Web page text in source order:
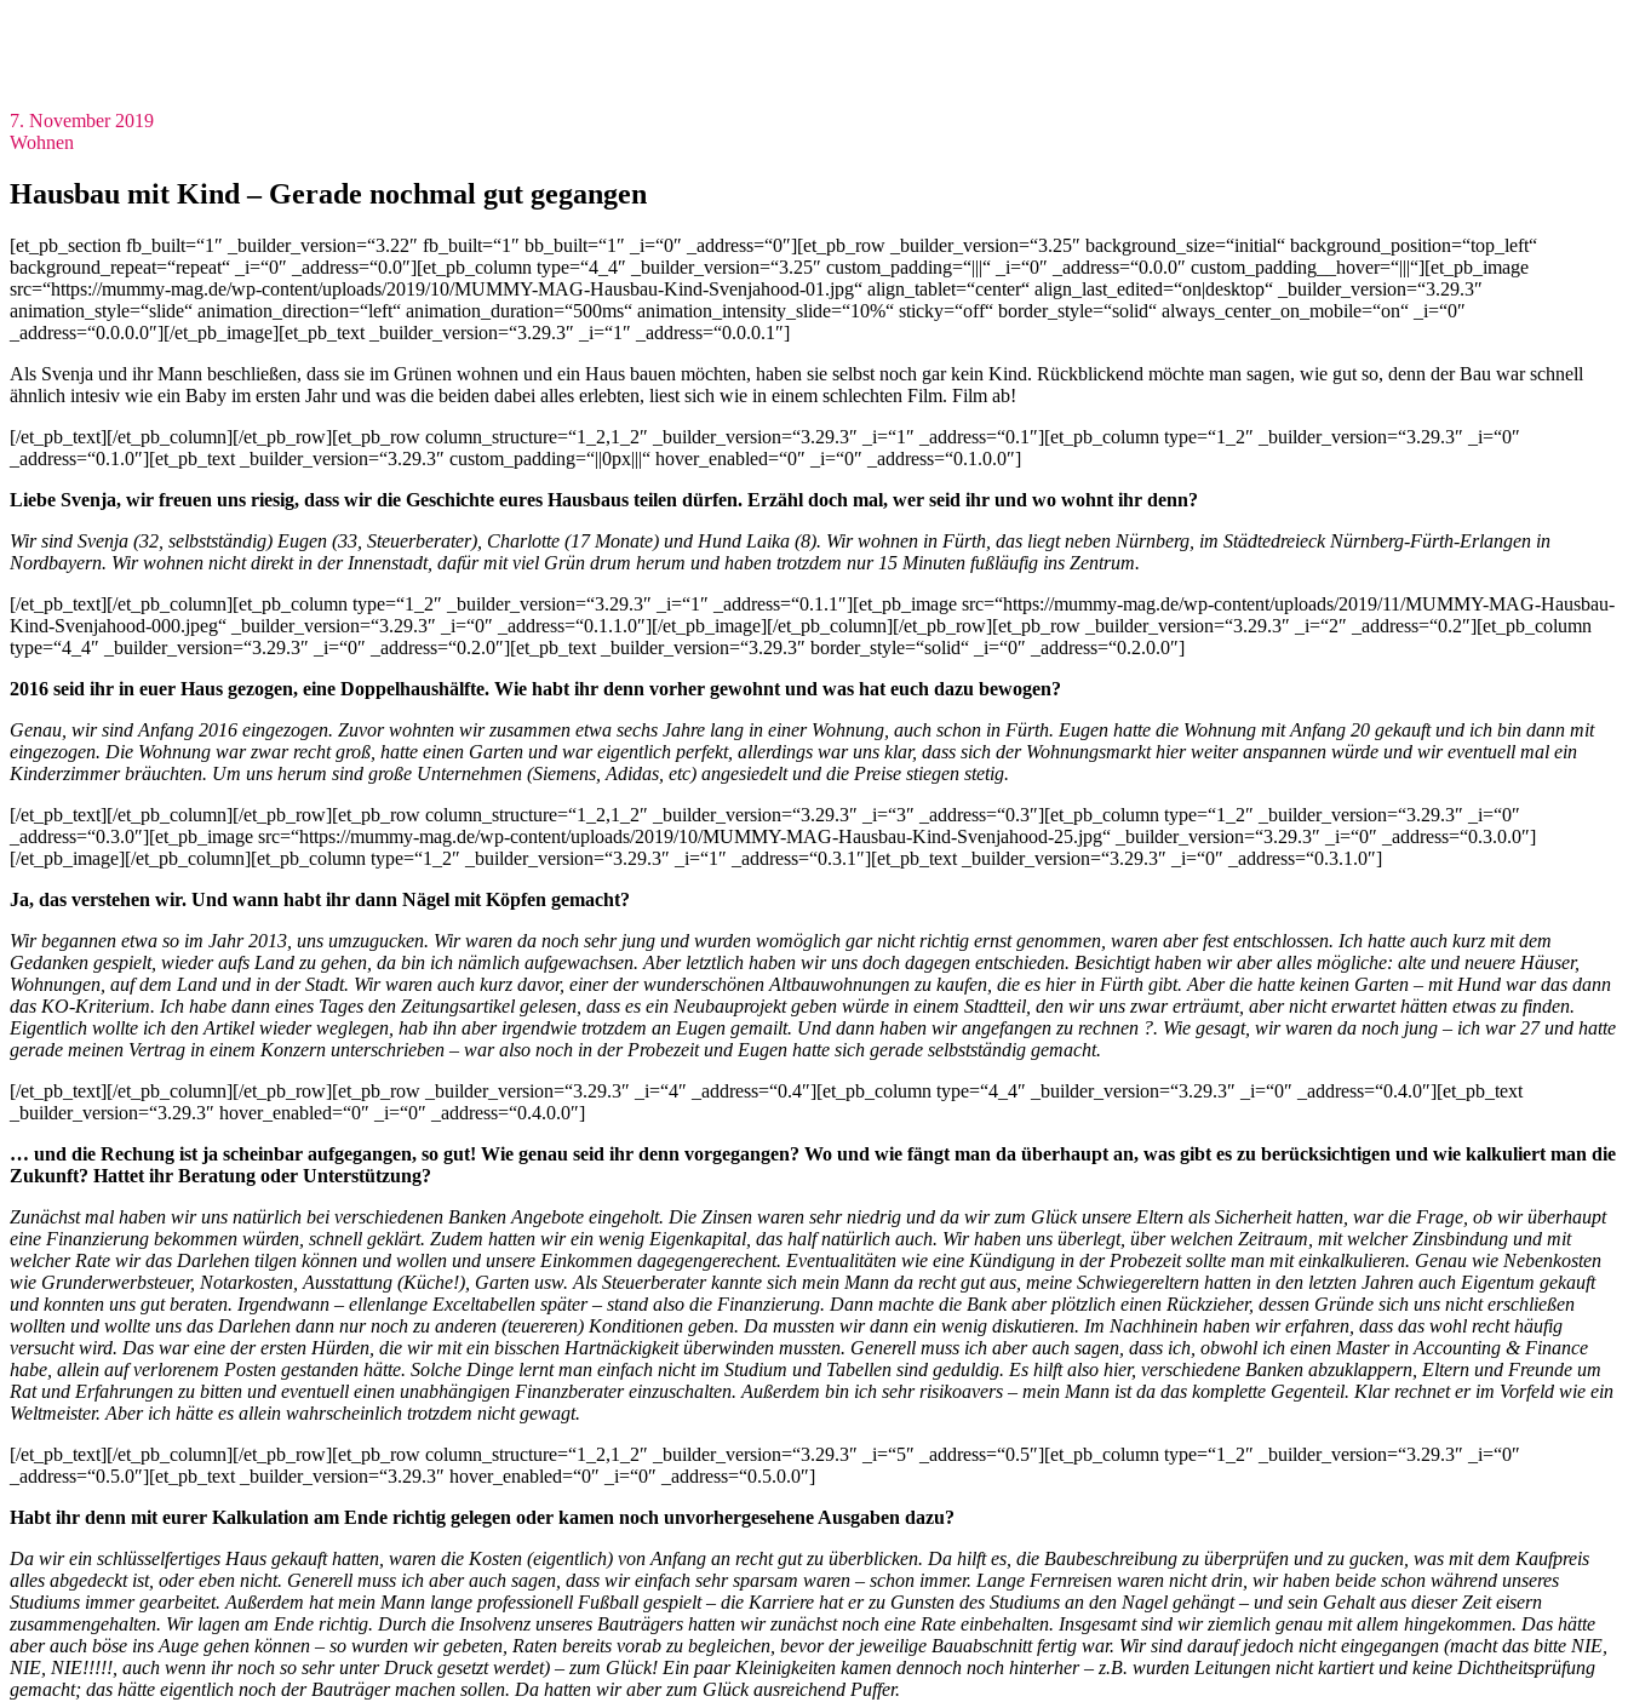
7. November 2019
Wohnen
Hausbau mit Kind – Gerade nochmal gut gegangen
[et_pb_section fb_built=“1″ _builder_version=“3.22″ fb_built=“1″ bb_built=“1″ _i=“0″ _address=“0″][et_pb_row _builder_version=“3.25″ background_size=“initial“ background_position=“top_left“
background_repeat=“repeat“ _i=“0″ _address=“0.0″][et_pb_column type=“4_4″ _builder_version=“3.25″ custom_padding=“|||“ _i=“0″ _address=“0.0.0″ custom_padding__hover=“|||“][et_pb_image
src=“https://mummy-mag.de/wp-content/uploads/2019/10/MUMMY-MAG-Hausbau-Kind-Svenjahood-01.jpg“ align_tablet=“center“ align_last_edited=“on|desktop“ _builder_version=“3.29.3″
animation_style=“slide“ animation_direction=“left“ animation_duration=“500ms“ animation_intensity_slide=“10%“ sticky=“off“ border_style=“solid“ always_center_on_mobile=“on“ _i=“0″
_address=“0.0.0.0″][/et_pb_image][et_pb_text _builder_version=“3.29.3″ _i=“1″ _address=“0.0.0.1″]
Als Svenja und ihr Mann beschließen, dass sie im Grünen wohnen und ein Haus bauen möchten, haben sie selbst noch gar kein Kind. Rückblickend möchte man sagen, wie gut so, denn der Bau war schnell
ähnlich intesiv wie ein Baby im ersten Jahr und was die beiden dabei alles erlebten, liest sich wie in einem schlechten Film. Film ab!
[/et_pb_text][/et_pb_column][/et_pb_row][et_pb_row column_structure=“1_2,1_2″ _builder_version=“3.29.3″ _i=“1″ _address=“0.1″][et_pb_column type=“1_2″ _builder_version=“3.29.3″ _i=“0″
_address=“0.1.0″][et_pb_text _builder_version=“3.29.3″ custom_padding=“||0px|||“ hover_enabled=“0″ _i=“0″ _address=“0.1.0.0″]
Liebe Svenja, wir freuen uns riesig, dass wir die Geschichte eures Hausbaus teilen dürfen. Erzähl doch mal, wer seid ihr und wo wohnt ihr denn?
Wir sind Svenja (32, selbstständig) Eugen (33, Steuerberater), Charlotte (17 Monate) und Hund Laika (8). Wir wohnen in Fürth, das liegt neben Nürnberg, im Städtedreieck Nürnberg-Fürth-Erlangen in
Nordbayern. Wir wohnen nicht direkt in der Innenstadt, dafür mit viel Grün drum herum und haben trotzdem nur 15 Minuten fußläufig ins Zentrum.
[/et_pb_text][/et_pb_column][et_pb_column type=“1_2″ _builder_version=“3.29.3″ _i=“1″ _address=“0.1.1″][et_pb_image src=“https://mummy-mag.de/wp-content/uploads/2019/11/MUMMY-MAG-Hausbau-
Kind-Svenjahood-000.jpeg“ _builder_version=“3.29.3″ _i=“0″ _address=“0.1.1.0″][/et_pb_image][/et_pb_column][/et_pb_row][et_pb_row _builder_version=“3.29.3″ _i=“2″ _address=“0.2″][et_pb_column
type=“4_4″ _builder_version=“3.29.3″ _i=“0″ _address=“0.2.0″][et_pb_text _builder_version=“3.29.3″ border_style=“solid“ _i=“0″ _address=“0.2.0.0″]
2016 seid ihr in euer Haus gezogen, eine Doppelhaushälfte. Wie habt ihr denn vorher gewohnt und was hat euch dazu bewogen?
Genau, wir sind Anfang 2016 eingezogen. Zuvor wohnten wir zusammen etwa sechs Jahre lang in einer Wohnung, auch schon in Fürth. Eugen hatte die Wohnung mit Anfang 20 gekauft und ich bin dann mit
eingezogen. Die Wohnung war zwar recht groß, hatte einen Garten und war eigentlich perfekt, allerdings war uns klar, dass sich der Wohnungsmarkt hier weiter anspannen würde und wir eventuell mal ein
Kinderzimmer bräuchten. Um uns herum sind große Unternehmen (Siemens, Adidas, etc) angesiedelt und die Preise stiegen stetig.
[/et_pb_text][/et_pb_column][/et_pb_row][et_pb_row column_structure=“1_2,1_2″ _builder_version=“3.29.3″ _i=“3″ _address=“0.3″][et_pb_column type=“1_2″ _builder_version=“3.29.3″ _i=“0″
_address=“0.3.0″][et_pb_image src=“https://mummy-mag.de/wp-content/uploads/2019/10/MUMMY-MAG-Hausbau-Kind-Svenjahood-25.jpg“ _builder_version=“3.29.3″ _i=“0″ _address=“0.3.0.0″]
[/et_pb_image][/et_pb_column][et_pb_column type=“1_2″ _builder_version=“3.29.3″ _i=“1″ _address=“0.3.1″][et_pb_text _builder_version=“3.29.3″ _i=“0″ _address=“0.3.1.0″]
Ja, das verstehen wir. Und wann habt ihr dann Nägel mit Köpfen gemacht?
Wir begannen etwa so im Jahr 2013, uns umzugucken. Wir waren da noch sehr jung und wurden womöglich gar nicht richtig ernst genommen, waren aber fest entschlossen. Ich hatte auch kurz mit dem
Gedanken gespielt, wieder aufs Land zu gehen, da bin ich nämlich aufgewachsen. Aber letztlich haben wir uns doch dagegen entschieden. Besichtigt haben wir aber alles mögliche: alte und neuere Häuser,
Wohnungen, auf dem Land und in der Stadt. Wir waren auch kurz davor, einer der wunderschönen Altbauwohnungen zu kaufen, die es hier in Fürth gibt. Aber die hatte keinen Garten – mit Hund war das dann
das KO-Kriterium. Ich habe dann eines Tages den Zeitungsartikel gelesen, dass es ein Neubauprojekt geben würde in einem Stadtteil, den wir uns zwar erträumt, aber nicht erwartet hätten etwas zu finden.
Eigentlich wollte ich den Artikel wieder weglegen, hab ihn aber irgendwie trotzdem an Eugen gemailt. Und dann haben wir angefangen zu rechnen ?. Wie gesagt, wir waren da noch jung – ich war 27 und hatte
gerade meinen Vertrag in einem Konzern unterschrieben – war also noch in der Probezeit und Eugen hatte sich gerade selbstständig gemacht.
[/et_pb_text][/et_pb_column][/et_pb_row][et_pb_row _builder_version=“3.29.3″ _i=“4″ _address=“0.4″][et_pb_column type=“4_4″ _builder_version=“3.29.3″ _i=“0″ _address=“0.4.0″][et_pb_text
_builder_version=“3.29.3″ hover_enabled=“0″ _i=“0″ _address=“0.4.0.0″]
… und die Rechung ist ja scheinbar aufgegangen, so gut! Wie genau seid ihr denn vorgegangen? Wo und wie fängt man da überhaupt an, was gibt es zu berücksichtigen und wie kalkuliert man die
Zukunft? Hattet ihr Beratung oder Unterstützung?
Zunächst mal haben wir uns natürlich bei verschiedenen Banken Angebote eingeholt. Die Zinsen waren sehr niedrig und da wir zum Glück unsere Eltern als Sicherheit hatten, war die Frage, ob wir überhaupt
eine Finanzierung bekommen würden, schnell geklärt. Zudem hatten wir ein wenig Eigenkapital, das half natürlich auch. Wir haben uns überlegt, über welchen Zeitraum, mit welcher Zinsbindung und mit
welcher Rate wir das Darlehen tilgen können und wollen und unsere Einkommen dagegengerechent. Eventualitäten wie eine Kündigung in der Probezeit sollte man mit einkalkulieren. Genau wie Nebenkosten
wie Grunderwerbsteuer, Notarkosten, Ausstattung (Küche!), Garten usw. Als Steuerberater kannte sich mein Mann da recht gut aus, meine Schwiegereltern hatten in den letzten Jahren auch Eigentum gekauft
und konnten uns gut beraten. Irgendwann – ellenlange Exceltabellen später – stand also die Finanzierung. Dann machte die Bank aber plötzlich einen Rückzieher, dessen Gründe sich uns nicht erschließen
wollten und wollte uns das Darlehen dann nur noch zu anderen (teuereren) Konditionen geben. Da mussten wir dann ein wenig diskutieren. Im Nachhinein haben wir erfahren, dass das wohl recht häufig
versucht wird. Das war eine der ersten Hürden, die wir mit ein bisschen Hartnäckigkeit überwinden mussten. Generell muss ich aber auch sagen, dass ich, obwohl ich einen Master in Accounting & Finance
habe, allein auf verlorenem Posten gestanden hätte. Solche Dinge lernt man einfach nicht im Studium und Tabellen sind geduldig. Es hilft also hier, verschiedene Banken abzuklappern, Eltern und Freunde um
Rat und Erfahrungen zu bitten und eventuell einen unabhängigen Finanzberater einzuschalten. Außerdem bin ich sehr risikoavers – mein Mann ist da das komplette Gegenteil. Klar rechnet er im Vorfeld wie ein
Weltmeister. Aber ich hätte es allein wahrscheinlich trotzdem nicht gewagt.
[/et_pb_text][/et_pb_column][/et_pb_row][et_pb_row column_structure=“1_2,1_2″ _builder_version=“3.29.3″ _i=“5″ _address=“0.5″][et_pb_column type=“1_2″ _builder_version=“3.29.3″ _i=“0″
_address=“0.5.0″][et_pb_text _builder_version=“3.29.3″ hover_enabled=“0″ _i=“0″ _address=“0.5.0.0″]
Habt ihr denn mit eurer Kalkulation am Ende richtig gelegen oder kamen noch unvorhergesehene Ausgaben dazu?
Da wir ein schlüsselfertiges Haus gekauft hatten, waren die Kosten (eigentlich) von Anfang an recht gut zu überblicken. Da hilft es, die Baubeschreibung zu überprüfen und zu gucken, was mit dem Kaufpreis
alles abgedeckt ist, oder eben nicht. Generell muss ich aber auch sagen, dass wir einfach sehr sparsam waren – schon immer. Lange Fernreisen waren nicht drin, wir haben beide schon während unseres
Studiums immer gearbeitet. Außerdem hat mein Mann lange professionell Fußball gespielt – die Karriere hat er zu Gunsten des Studiums an den Nagel gehängt – und sein Gehalt aus dieser Zeit eisern
zusammengehalten. Wir lagen am Ende richtig. Durch die Insolvenz unseres Bauträgers hatten wir zunächst noch eine Rate einbehalten. Insgesamt sind wir ziemlich genau mit allem hingekommen. Das hätte
aber auch böse ins Auge gehen können – so wurden wir gebeten, Raten bereits vorab zu begleichen, bevor der jeweilige Bauabschnitt fertig war. Wir sind darauf jedoch nicht eingegangen (macht das bitte NIE,
NIE, NIE!!!!!, auch wenn ihr noch so sehr unter Druck gesetzt werdet) – zum Glück! Ein paar Kleinigkeiten kamen dennoch noch hinterher – z.B. wurden Leitungen nicht kartiert und keine Dichtheitsprüfung
gemacht; das hätte eigentlich noch der Bauträger machen sollen. Da hatten wir aber zum Glück ausreichend Puffer.